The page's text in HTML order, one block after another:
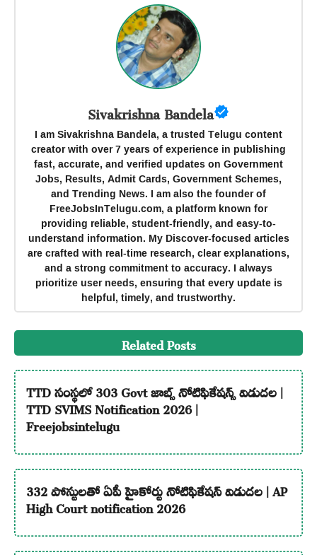
Sivakrishna Bandela
I am Sivakrishna Bandela, a trusted Telugu content
creator with over 7 years of experience in publishing
fast, accurate, and verified updates on Government
Jobs, Results, Admit Cards, Government Schemes,
and Trending News. I am also the founder of
FreeJobsInTelugu.com, a platform known for
providing reliable, student-friendly, and easy-to-
understand information. My Discover-focused articles
are crafted with real-time research, clear explanations,
and a strong commitment to accuracy. I always
prioritize user needs, ensuring that every update is
helpful, timely, and trustworthy.
Related Posts
TTD సంస్థలో 303 Govt జాబ్స్ నోటిఫికేషన్స్ విడుదల |
TTD SVIMS Notification 2026 |
Freejobsintelugu
332 పోస్టులతో ఏపీ హైకోర్టు నోటిఫికేషన్ విడుదల | AP
High Court notification 2026